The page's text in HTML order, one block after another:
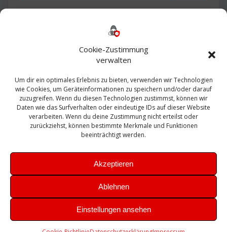
Cookie-Zustimmung
verwalten
Um dir ein optimales Erlebnis zu bieten, verwenden wir Technologien
wie Cookies, um Geräteinformationen zu speichern und/oder darauf
zuzugreifen. Wenn du diesen Technologien zustimmst, können wir
Daten wie das Surfverhalten oder eindeutige IDs auf dieser Website
verarbeiten. Wenn du deine Zustimmung nicht erteilst oder
zurückziehst, können bestimmte Merkmale und Funktionen
beeinträchtigt werden.
Akzeptieren
Ablehnen
Einstellungen ansehen
Bautagebuch
Exchange firewall Fritzbox
Microsoft
Sanierung SBS Security Server Sicherheit
Sicherung SIEM Sophos SSL Ubuntu
Update Upgrade UTM VCenter VCSA Veeam
VMWare VPN WAZUH Windows
Zertifikat
Theme